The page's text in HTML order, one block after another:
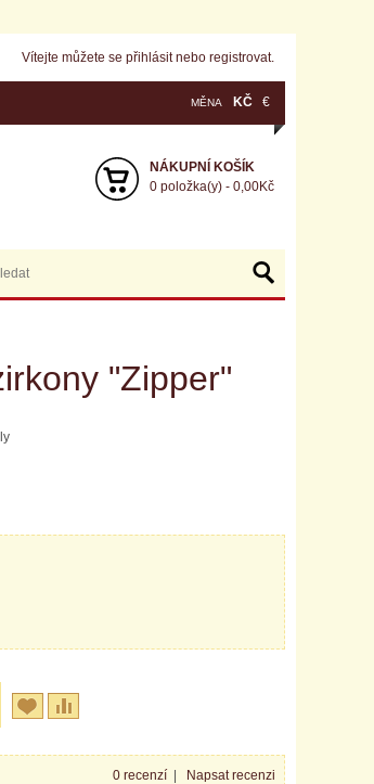
Vítejte můžete se přihlásitnebo registrovat.
MĚNA KČ €
NÁKUPNÍ KOŠÍK
0 položka(y) - 0,00Kč
"Zipper"
0 recenzí Napsat recenzi